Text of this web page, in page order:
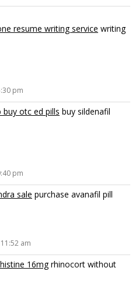
resume writing service writing
pm
otc ed pills buy sildenafil
pm
sale purchase avanafil pill
am
16mgrhinocort without